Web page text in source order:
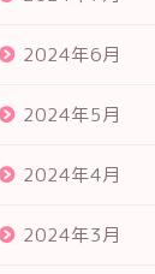
2024年6月
2024年5月
2024年4月
2024年3月